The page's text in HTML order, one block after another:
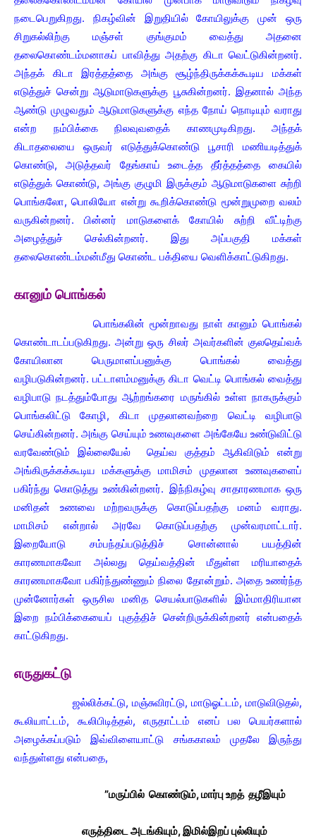
நடைபெறுகிறது. நிகழ்வின் இறுதியில் கோயிலுக்கு முன் ஒரு
சிறுகல்லிற்கு மஞ்சள் குங்குமம் வைத்து அதனை
தலைகொண்டம்மனாகப் பாவித்து அதற்கு கிடா வெட்டுகின்றனர்.
அந்தக் கிடா இரத்தத்தை அங்கு சூழ்ந்திருக்கக்கூடிய மக்கள்
எடுத்துச் சென்று ஆடுமாடுகளுக்கு பூசுகின்றனர். இதனால் அந்த
ஆண்டு முழுவதும் ஆடுமாடுகளுக்கு எந்த நோய் நொடியும் வராது
என்ற நம்பிக்கை நிலவுவதைக் காணமுடிகிறது. அந்தக்
கிடாதலையை ஒருவர் எடுத்துக்கொண்டு பூசாரி மணியடித்துக்
கொண்டு, அடுத்தவர் தேங்காய் உடைத்த தீர்த்தத்தை கையில்
எடுத்துக் கொண்டு, அங்கு குழுமி இருக்கும் ஆடுமாடுகளை சுற்றி
பொங்கலோ, பொலியோ என்று கூறிக்கொண்டு மூன்றுமுறை வலம்
வருகின்றனர். பின்னர் மாடுகளைக் கோயில் சுற்றி வீட்டிற்கு
அழைத்துச் செல்கின்றனர். இது அப்பகுதி மக்கள்
தலைகொண்டம்மன்மீது கொண்ட பக்தியை வெளிக்காட்டுகிறது.
கானும் பொங்கல்
பொங்கலின் மூன்றாவது நாள் கானும் பொங்கல்
கொண்டாடப்படுகிறது. அன்று ஒரு சிலர் அவர்களின் குலதெய்வக்
கோயிலான பெருமாளப்பனுக்கு பொங்கல் வைத்து
வழிபடுகின்றனர். பட்டாளம்மனுக்கு கிடா வெட்டி பொங்கல் வைத்து
வழிபாடு நடத்தும்போது ஆற்றங்கரை மருங்கில் உள்ள நாகருக்கும்
பொங்கலிட்டு கோழி, கிடா முதலானவற்றை வெட்டி வழிபாடு
செய்கின்றனர். அங்கு செய்யும் உணவுகளை அங்கேயே உண்டுவிட்டு
வரவேண்டும் இல்லையேல் தெய்வ குத்தம் ஆகிவிடும் என்று
அங்கிருக்கக்கூடிய மக்களுக்கு மாமிசம் முதலான உணவுகளைப்
பகிர்ந்து கொடுத்து உண்கின்றனர். இந்நிகழ்வு சாதாரணமாக ஒரு
மனிதன் உணவை மற்றவருக்கு கொடுப்பதற்கு மனம் வராது.
மாமிசம் என்றால் அரவே கொடுப்பதற்கு முன்வரமாட்டார்.
இறையோடு சம்பந்தப்படுத்திச் சொன்னால் பயத்தின்
காரணமாகவோ அல்லது தெய்வத்தின் மீதுள்ள மரியாதைக்
காரணமாகவோ பகிர்ந்துண்ணும் நிலை தோன்றும். அதை உணர்ந்த
முன்னோர்கள் ஒருசில மனித செயல்பாடுகளில் இம்மாதிரியான
இறை நம்பிக்கையைப் புகுத்திச் சென்றிருக்கின்றனர் என்பதைக்
காட்டுகிறது.
எருதுகட்டு
ஜல்லிக்கட்டு, மஞ்சுவிரட்டு, மாடுஓட்டம், மாடுவிடுதல்,
கூலியாட்டம், கூலிபிடித்தல், எருதாட்டம் எனப் பல பெயர்களால்
அழைக்கப்படும் இவ்விளையாட்டு சங்ககாலம் முதலே இருந்து
வந்துள்ளது என்பதை,
”மருப்பில் கொண்டும், மார்பு உறத் தழீஇயும்
எருத்திடை அடங்கியும், இமில்இறப் புல்லியும்